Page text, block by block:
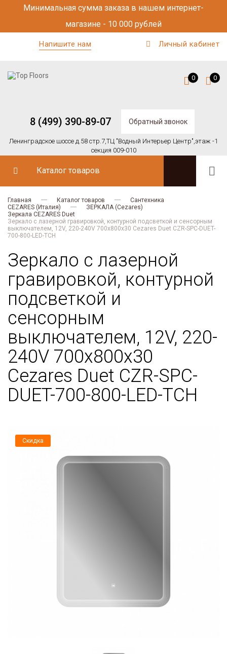
Минимальная сумма заказа в нашем интернет-
магазине - 10 000 рублей
Напишите нам Личный кабинет
8 (499) 390-89-07 Обратный звонок
Ленинградское шоссе д.58 стр.7,ТЦ "Водный Интерьер Центр",этаж -1
секция 009-010
0 0
Каталог товаров
Главная Каталог товаров
Сантехника
CEZARES (Италия)
ЗЕРКАЛА (Cezares)
Зеркала CEZARES Duet
Зеркало с лазерной гравировкой, контурной подсветкой и сенсорным
выключателем, 12V, 220-240V 700x800x30 Cezares Duet CZR-SPC-DUET-
700-800-LED-TCH
Зеркало с лазерной
гравировкой, контурной
подсветкой и
сенсорным
выключателем, 12V, 220-
240V 700x800x30
Cezares Duet CZR-SPC-
DUET-700-800-LED-TCH
Скидка